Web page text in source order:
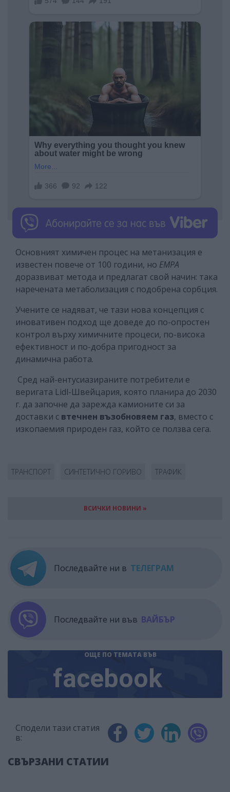
Основният химичен процес на метанизация е
известен повече от 100 години, но EMPA
доразвиват метода и предлагат свой начин: така
наречената метаболизация с подобрена сорбция.
Учените се надяват, че тази нова концепция с
иновативен подход ще доведе до по-опростен
контрол върху химичните процеси, по-висока
ефективност и по-добра пригодност за
динамична работа.
Сред най-ентусиазираните потребители е
веригата Lidl-Швейцария, която планира до 2030
г. да започне да зарежда камионите си за
доставки с втечнен възобновяем газ, вместо с
изкопаемия природен газ, който се ползва сега.
ТРАНСПОРТ СИНТЕТИЧНО ГОРИВО ТРАФИК
ВСИЧКИ НОВИНИ »
Последвайте ни в ТЕЛЕГРАМ
Последвайте ни във ВАЙБЪР
ОЩЕ ПО ТЕМАТА ВЪВ
facebook
Сподели тази статия
в:
СВЪРЗАНИ СТАТИИ